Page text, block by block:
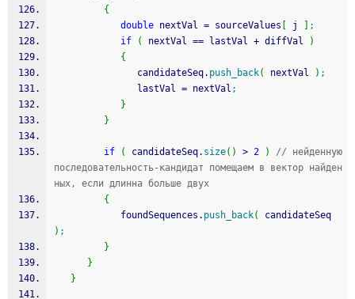
{
double nextVal = sourceValues j
;
if
( nextVal == lastVal + diffVal
)
{
               candidateSeq.
push_back( nextVal ) ;
               lastVal
= nextVal ;
}
}
if ( candidateSeq. size( ) > 2 )
// нейденную
последовательность-кандидат помещаем в вектор найден
ных, если длинна больше двух
{
            foundSequences.
push_back(
) ;
}
}
}